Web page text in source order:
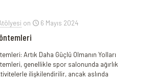
on 6 Mayıs 2024
Artık Daha Güçlü Olmanın Yolları
genellikle spor salonunda ağırlık
ilişkilendirilir, ancak aslında